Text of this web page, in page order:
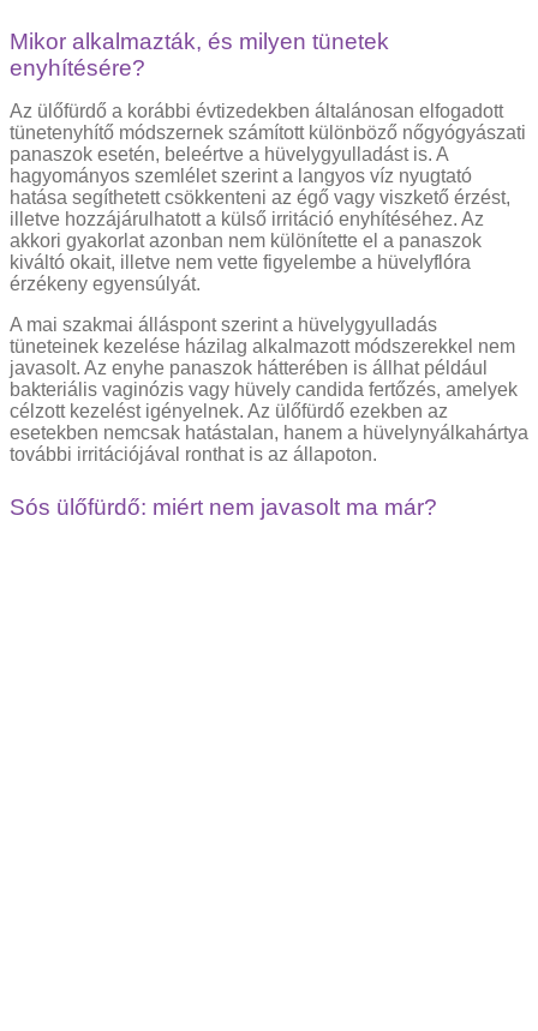
Mikor alkalmazták, és milyen tünetek
enyhítésére?
Az ülőfürdő a korábbi évtizedekben általánosan elfogadott
tünetenyhítő módszernek számított különböző nőgyógyászati
panaszok esetén, beleértve a hüvelygyulladást is. A
hagyományos szemlélet szerint a langyos víz nyugtató
hatása segíthetett csökkenteni az égő vagy viszkető érzést,
illetve hozzájárulhatott a külső irritáció enyhítéséhez. Az
akkori gyakorlat azonban nem különítette el a panaszok
kiváltó okait, illetve nem vette figyelembe a hüvelyflóra
érzékeny egyensúlyát.
A mai szakmai álláspont szerint a hüvelygyulladás
tüneteinek kezelése házilag alkalmazott módszerekkel nem
javasolt. Az enyhe panaszok hátterében is állhat például
bakteriális vaginózis vagy hüvely candida fertőzés, amelyek
célzott kezelést igényelnek. Az ülőfürdő ezekben az
esetekben nemcsak hatástalan, hanem a hüvelynyálkahártya
további irritációjával ronthat is az állapoton.
Sós ülőfürdő: miért nem javasolt ma már?